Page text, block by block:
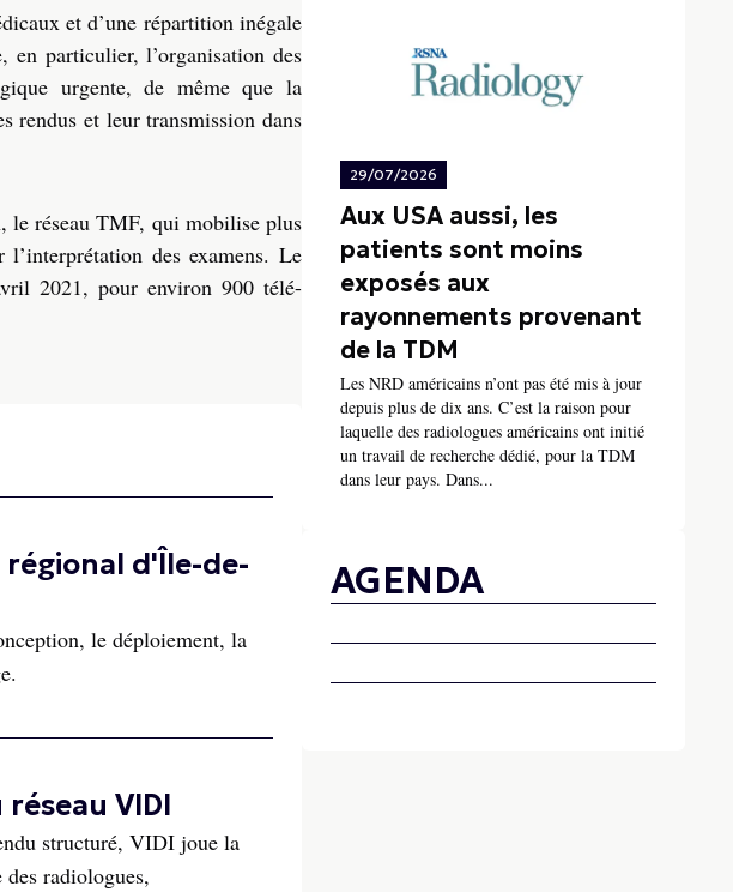
et d’une répartition inégale
en particulier, l’organisation des
urgente, de même que la
rendus et leur transmission dans
le réseau TMF, qui mobilise plus
des examens. Le
2021, pour environ 900 télé-
régional d'Île-de-
le déploiement, la
VIDI
structuré, VIDI joue la
radiologues,
29/07/2026
Aux USA aussi, les
patients sont moins
exposés aux
rayonnements provenant
de la TDM
Les NRD américains n’ont pas été mis à jour
depuis plus de dix ans. C’est la raison pour
laquelle des radiologues américains ont initié
un travail de recherche dédié, pour la TDM
dans leur pays. Dans...
AGENDA